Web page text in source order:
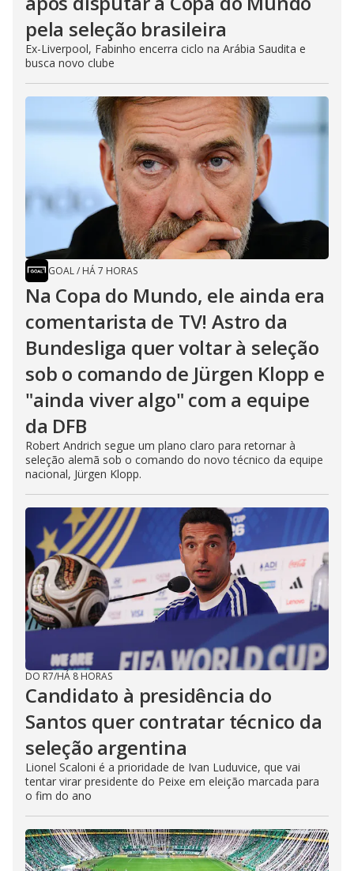
pela seleção brasileira
Ex-Liverpool, Fabinho encerra ciclo na Arábia Saudita e
busca novo clube
GOAL/ HÁ 7 HORAS
Na Copa do Mundo, ele ainda era
comentarista de TV! Astro da
Bundesliga quer voltar à seleção
sob o comando de Jürgen Klopp e
"ainda viver algo" com a equipe
da DFB
Robert Andrich segue um plano claro para retornar à
seleção alemã sob o comando do novo técnico da equipe
nacional, Jürgen Klopp.
DO R7/HÁ 8 HORAS
Candidato à presidência do
Santos quer contratar técnico da
seleção argentina
Lionel Scaloni é a prioridade de Ivan Luduvice, que vai
tentar virar presidente do Peixe em eleição marcada para
o fim do ano